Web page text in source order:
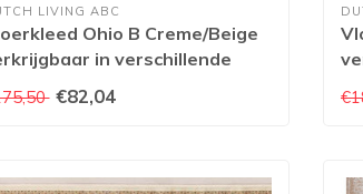
LIVING ABC
Ohio B Creme/Beige
in verschillende
€82,04